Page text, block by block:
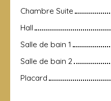
Chambre Suite
Hall
Salle de bain 1
Salle de bain 2
Placard